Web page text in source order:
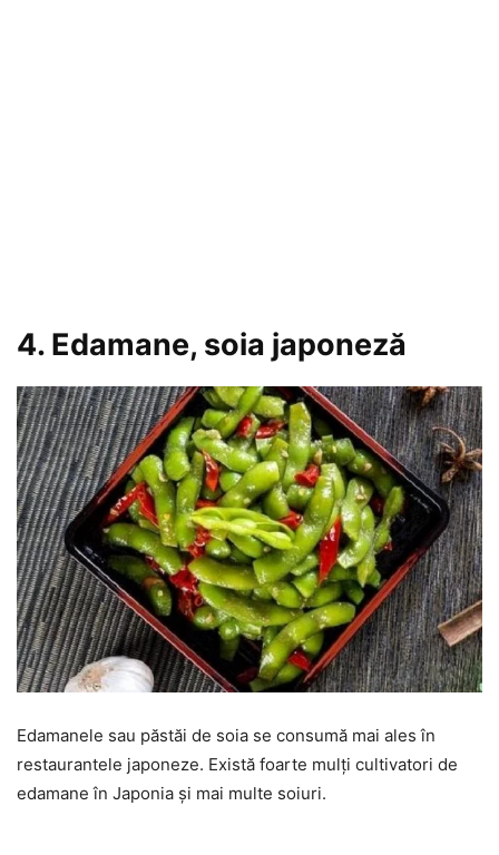
4. Edamane, soia japoneză
Edamanele sau păstăi de soia se consumă mai ales în
restaurantele japoneze. Există foarte mulți cultivatori de
edamane în Japonia și mai multe soiuri.